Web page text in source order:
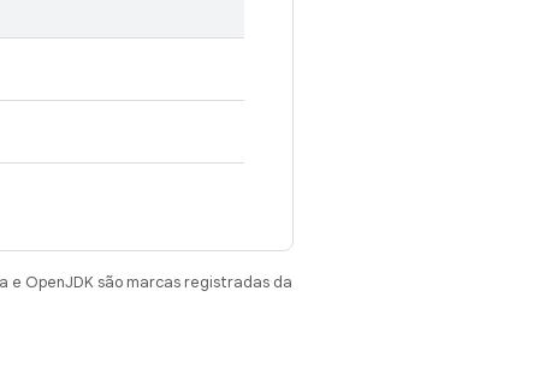
e OpenJDK são marcas registradas da